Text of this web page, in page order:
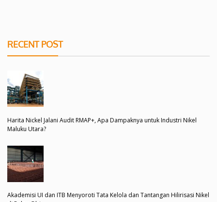
RECENT POST
Harita Nickel Jalani Audit RMAP+, Apa Dampaknya untuk Industri Nikel
Maluku Utara?
Akademisi UI dan ITB Menyoroti Tata Kelola dan Tantangan Hilirisasi Nikel